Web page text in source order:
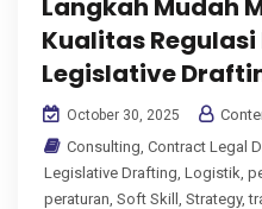
Langkah Mudah
Kualitas
Legislative
October 30, 2025
Consulting Contract Legal
Legislative Drafting Logistik
peraturan Soft Skill Strategy,